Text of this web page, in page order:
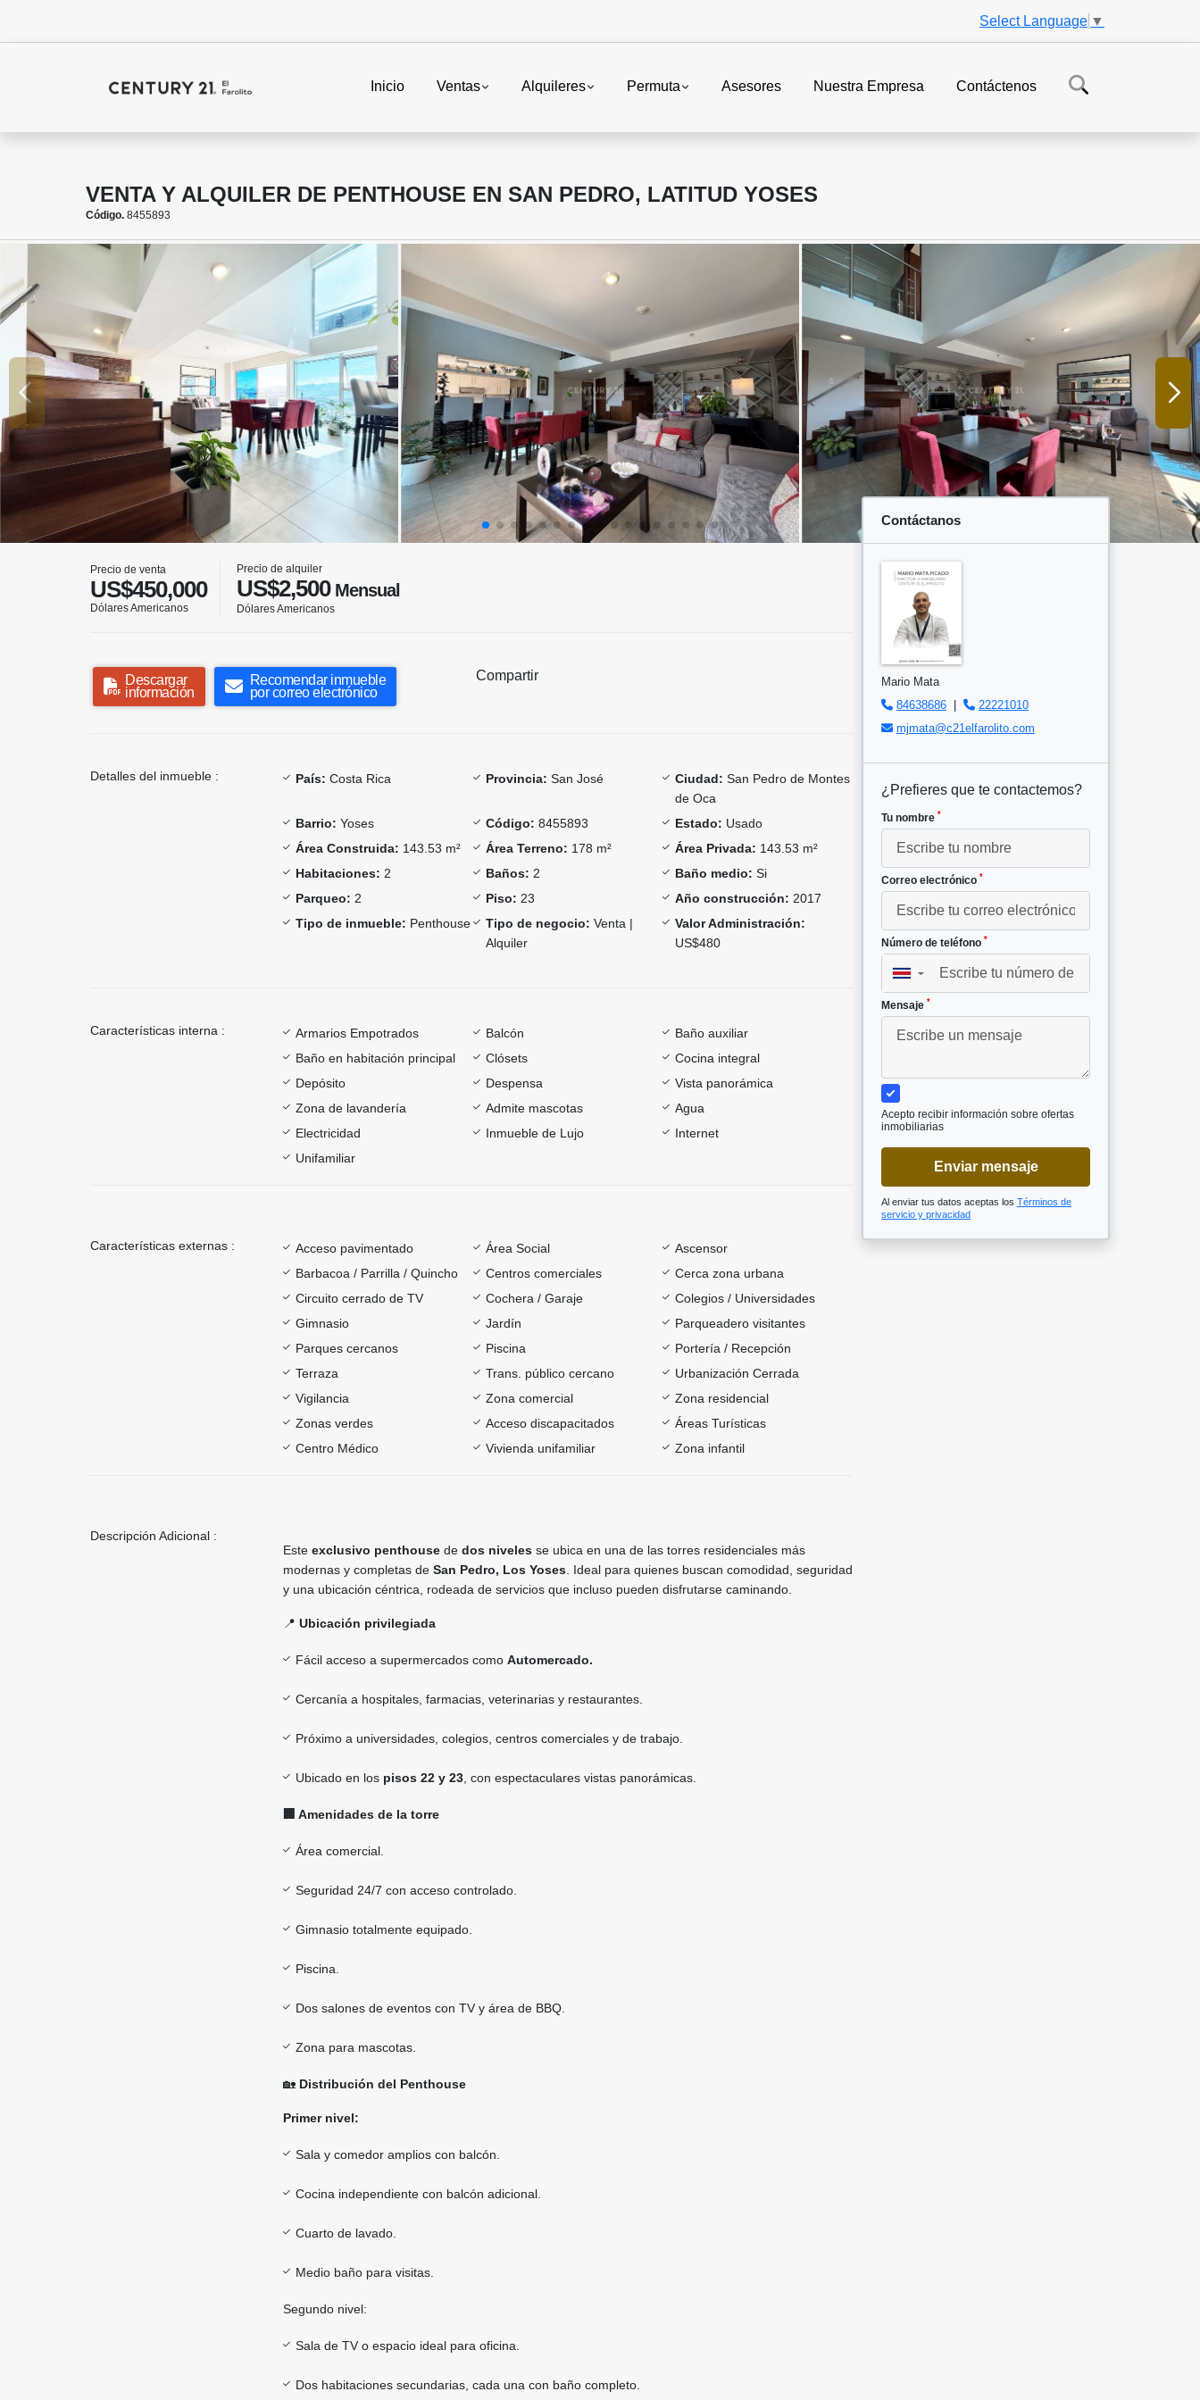
Select Language ▼
Inicio Ventas Alquileres Permuta Asesores Nuestra Empresa Contáctenos
VENTA Y ALQUILER DE PENTHOUSE EN SAN PEDRO, LATITUD YOSES
Código. 8455893
Precio de venta
US$450,000
Dólares Americanos
Precio de alquiler
US$2,500Mensual
Dólares Americanos
Descargar
información
Recomendar inmueble
por correo electrónico
Compartir
Detalles del inmueble : País: Costa Rica Provincia: San José Ciudad: San Pedro de Montes
de Oca
Barrio: Yoses Código: 8455893 Estado: Usado
Área Construida: 143.53 m² Área Terreno: 178 m² Área Privada: 143.53 m²
Habitaciones: 2 Baños: 2 Baño medio: Si
Parqueo: 2 Piso: 23 Año construcción: 2017
Tipo de inmueble: Penthouse Tipo de negocio: Venta |
Alquiler
Valor Administración:
US$480
Características interna : Armarios Empotrados Balcón
Baño auxiliar
Baño en habitación principal
Clósets
Cocina integral
Depósito
Despensa
Vista panorámica
Zona de lavandería
Admite mascotas
Agua
Electricidad
Inmueble de Lujo
Internet
Unifamiliar
Características externas : Acceso pavimentado Área Social
Ascensor
Barbacoa / Parrilla / Quincho
Centros comerciales
Cerca zona urbana
Circuito cerrado de TV
Cochera / Garaje
Colegios / Universidades
Gimnasio
Jardín
Parqueadero visitantes
Parques cercanos
Piscina
Portería / Recepción
Terraza
Trans. público cercano
Urbanización Cerrada
Vigilancia
Zona comercial
Zona residencial
Zonas verdes
Acceso discapacitados
Áreas Turísticas
Centro Médico
Vivienda unifamiliar Zona infantil
Descripción Adicional :
Este exclusivo penthouse de dos niveles se ubica en una de las torres residenciales más
modernas y completas de San Pedro, Los Yoses . Ideal para quienes buscan comodidad, seguridad
y una ubicación céntrica, rodeada de servicios que incluso pueden disfrutarse caminando.
📍 Ubicación privilegiada
Fácil acceso a supermercados como Automercado.
Cercanía a hospitales, farmacias, veterinarias y restaurantes.
Próximo a universidades, colegios, centros comerciales y de trabajo.
Ubicado en los pisos 22 y 23 , con espectaculares vistas panorámicas.
🏢 Amenidades de la torre
Área comercial.
Seguridad 24/7 con acceso controlado.
Gimnasio totalmente equipado.
Piscina.
Dos salones de eventos con TV y área de BBQ.
Zona para mascotas.
🏡 Distribución del Penthouse
Primer nivel:
Sala y comedor amplios con balcón.
Cocina independiente con balcón adicional.
Cuarto de lavado.
Medio baño para visitas.
Segundo nivel:
Sala de TV o espacio ideal para oficina.
Dos habitaciones secundarias, cada una con baño completo.
Contáctanos
Mario Mata
84638686
22221010
mjmata@c21elfarolito.com
¿Prefieres que te contactemos?
Tu nombre *
Correo electrónico *
Número de teléfono *
▼
Mensaje *
Acepto recibir información sobre ofertas
inmobiliarias
Enviar mensaje
Al enviar tus datos aceptas los Términos de
servicio y privacidad